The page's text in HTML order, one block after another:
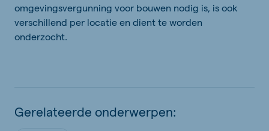
omgevingsvergunning voor bouwen nodig is, is ook
verschillend per locatie en dient te worden
onderzocht.
Gerelateerde onderwerpen: